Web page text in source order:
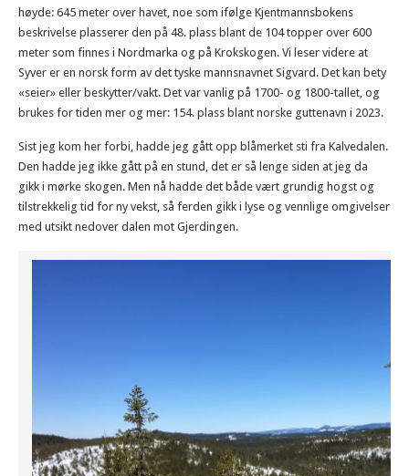
høyde: 645 meter over havet, noe som ifølge Kjentmannsbokens
beskrivelse plasserer den på 48. plass blant de 104 topper over 600
meter som finnes i Nordmarka og på Krokskogen. Vi leser videre at
Syver er en norsk form av det tyske mannsnavnet Sigvard. Det kan bety
«seier» eller beskytter/vakt. Det var vanlig på 1700- og 1800-tallet, og
brukes for tiden mer og mer: 154. plass blant norske guttenavn i 2023.
Sist jeg kom her forbi, hadde jeg gått opp blåmerket sti fra Kalvedalen.
Den hadde jeg ikke gått på en stund, det er så lenge siden at jeg da
gikk i mørke skogen. Men nå hadde det både vært grundig hogst og
tilstrekkelig tid for ny vekst, så ferden gikk i lyse og vennlige omgivelser
med utsikt nedover dalen mot Gjerdingen.